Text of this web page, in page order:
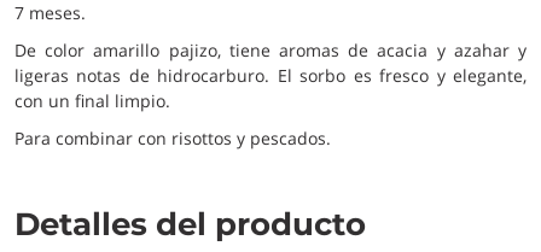
7 meses.
De color amarillo pajizo, tiene aromas de acacia y azahar y
ligeras notas de hidrocarburo. El sorbo es fresco y elegante,
con un final limpio.
Para combinar con risottos y pescados.
Detalles del producto